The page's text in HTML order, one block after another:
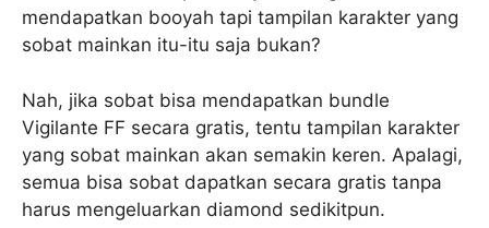
mendapatkan booyah tapi tampilan karakter yang
sobat mainkan itu-itu saja bukan?
Nah, jika sobat bisa mendapatkan bundle
Vigilante FF secara gratis, tentu tampilan karakter
yang sobat mainkan akan semakin keren. Apalagi,
semua bisa sobat dapatkan secara gratis tanpa
harus mengeluarkan diamond sedikitpun.